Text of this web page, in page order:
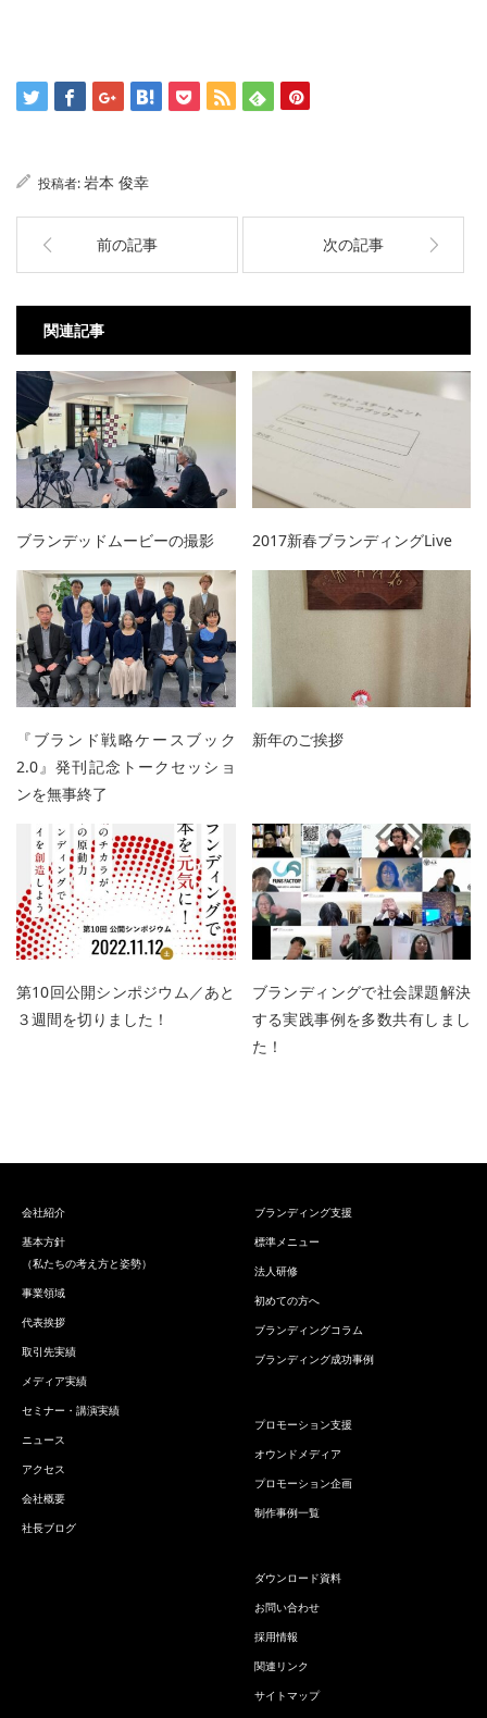
投稿者:岩本 俊幸
前の記事 次の記事
関連記事
ブランデッドムービーの撮影 2017新春ブランディングLive
『ブランド戦略ケースブック
2.0』発刊記念トークセッショ
ンを無事終了
新年のご挨拶
第10回公開シンポジウム／あと
３週間を切りました！
ブランディングで社会課題解決
する実践事例を多数共有しまし
た！
会社紹介
基本方針
（私たちの考え方と姿勢）
事業領域
代表挨拶
取引先実績
メディア実績
セミナー・講演実績
ニュース
アクセス
会社概要
社長ブログ
ブランディング支援
標準メニュー
法人研修
初めての方へ
ブランディングコラム
ブランディング成功事例
プロモーション支援
オウンドメディア
プロモーション企画
制作事例一覧
ダウンロード資料
お問い合わせ
採用情報
関連リンク
サイトマップ